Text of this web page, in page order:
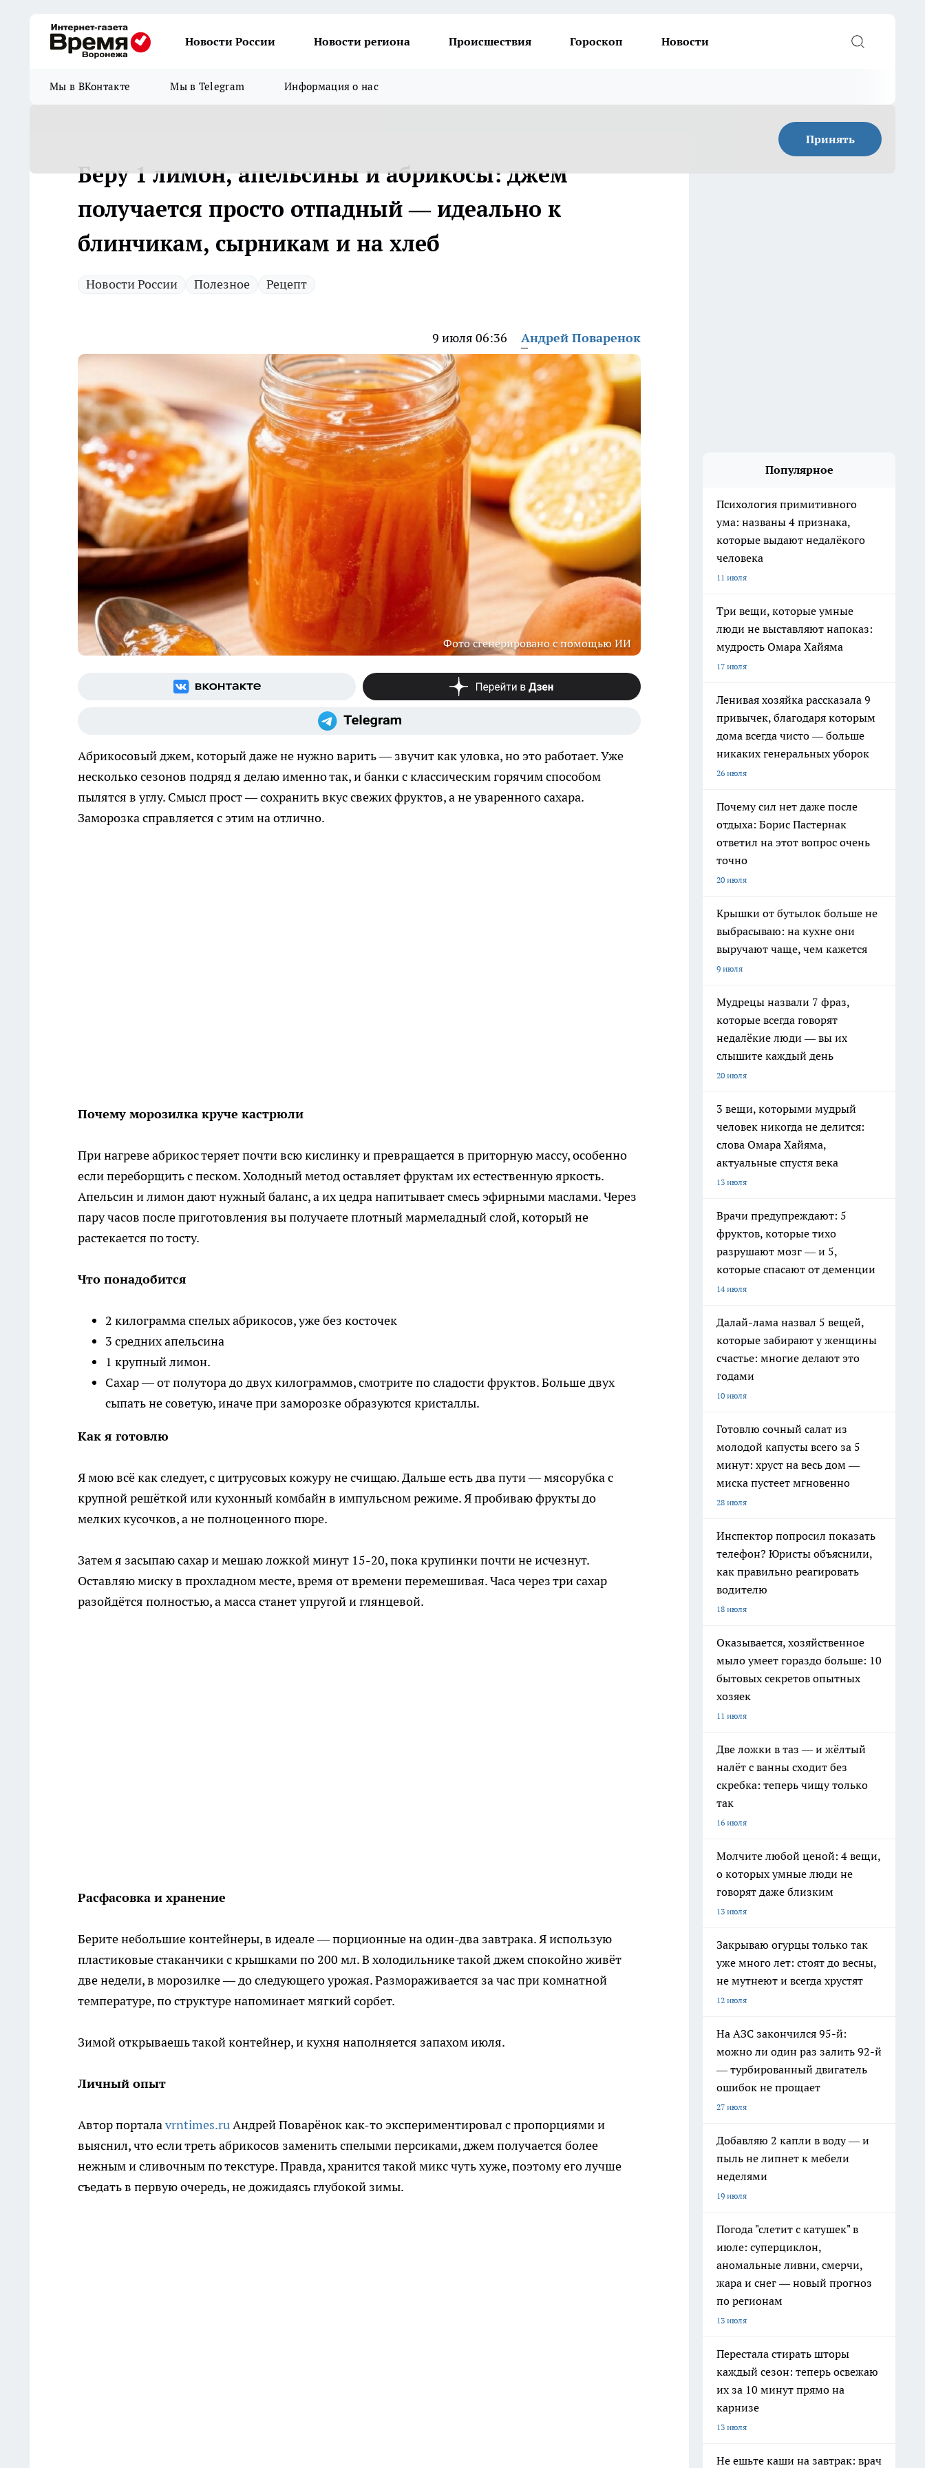
Новости России Новости региона Происшествия Гороскоп Новости
Мы в ВКонтакте Мы в Telegram Информация о нас
Принять
Беру 1 лимон, апельсины и абрикосы: джем
получается просто отпадный — идеально к
блинчикам, сырникам и на хлеб
Новости России Полезное Рецепт
9 июля 06:36 Андрей Поваренок
Фото сгенерировано с помощью ИИ
Абрикосовый джем, который даже не нужно варить — звучит как уловка, но это работает. Уже
несколько сезонов подряд я делаю именно так, и банки с классическим горячим способом
пылятся в углу. Смысл прост — сохранить вкус свежих фруктов, а не уваренного сахара.
Заморозка справляется с этим на отлично.
Почему морозилка круче кастрюли
При нагреве абрикос теряет почти всю кислинку и превращается в приторную массу, особенно
если переборщить с песком. Холодный метод оставляет фруктам их естественную яркость.
Апельсин и лимон дают нужный баланс, а их цедра напитывает смесь эфирными маслами. Через
пару часов после приготовления вы получаете плотный мармеладный слой, который не
растекается по тосту.
Что понадобится
2 килограмма спелых абрикосов, уже без косточек
3 средних апельсина
1 крупный лимон.
Сахар — от полутора до двух килограммов, смотрите по сладости фруктов. Больше двух
сыпать не советую, иначе при заморозке образуются кристаллы.
Как я готовлю
Я мою всё как следует, с цитрусовых кожуру не счищаю. Дальше есть два пути — мясорубка с
крупной решёткой или кухонный комбайн в импульсном режиме. Я пробиваю фрукты до
мелких кусочков, а не полноценного пюре.
Затем я засыпаю сахар и мешаю ложкой минут 15-20, пока крупинки почти не исчезнут.
Оставляю миску в прохладном месте, время от времени перемешивая. Часа через три сахар
разойдётся полностью, а масса станет упругой и глянцевой.
Расфасовка и хранение
Берите небольшие контейнеры, в идеале — порционные на один-два завтрака. Я использую
пластиковые стаканчики с крышками по 200 мл. В холодильнике такой джем спокойно живёт
две недели, в морозилке — до следующего урожая. Размораживается за час при комнатной
температуре, по структуре напоминает мягкий сорбет.
Зимой открываешь такой контейнер, и кухня наполняется запахом июля.
Личный опыт
Автор порталаvrntimes.ruАндрей Поварёнок как-то экспериментировал с пропорциями и
выяснил, что если треть абрикосов заменить спелыми персиками, джем получается более
нежным и сливочным по текстуре. Правда, хранится такой микс чуть хуже, поэтому его лучше
съедать в первую очередь, не дожидаясь глубокой зимы.
Популярное
Психология примитивного
ума: названы 4 признака,
которые выдают недалёкого
человека
11 июля
Три вещи, которые умные
люди не выставляют напоказ:
мудрость Омара Хайяма
17 июля
Ленивая хозяйка рассказала 9
привычек, благодаря которым
дома всегда чисто — больше
никаких генеральных уборок
26 июля
Почему сил нет даже после
отдыха: Борис Пастернак
ответил на этот вопрос очень
точно
20 июля
Крышки от бутылок больше не
выбрасываю: на кухне они
выручают чаще, чем кажется
9 июля
Мудрецы назвали 7 фраз,
которые всегда говорят
недалёкие люди — вы их
слышите каждый день
20 июля
3 вещи, которыми мудрый
человек никогда не делится:
слова Омара Хайяма,
актуальные спустя века
13 июля
Врачи предупреждают: 5
фруктов, которые тихо
разрушают мозг — и 5,
которые спасают от деменции
14 июля
Далай-лама назвал 5 вещей,
которые забирают у женщины
счастье: многие делают это
годами
10 июля
Готовлю сочный салат из
молодой капусты всего за 5
минут: хруст на весь дом —
миска пустеет мгновенно
28 июля
Инспектор попросил показать
телефон? Юристы объяснили,
как правильно реагировать
водителю
18 июля
Оказывается, хозяйственное
мыло умеет гораздо больше: 10
бытовых секретов опытных
хозяек
11 июля
Две ложки в таз — и жёлтый
налёт с ванны сходит без
скребка: теперь чищу только
так
16 июля
Молчите любой ценой: 4 вещи,
о которых умные люди не
говорят даже близким
13 июля
Закрываю огурцы только так
уже много лет: стоят до весны,
не мутнеют и всегда хрустят
12 июля
На АЗС закончился 95-й:
можно ли один раз залить 92-й
— турбированный двигатель
ошибок не прощает
27 июля
Добавляю 2 капли в воду — и
пыль не липнет к мебели
неделями
19 июля
Погода "слетит с катушек" в
июле: суперциклон,
аномальные ливни, смерчи,
жара и снег — новый прогноз
по регионам
13 июля
Перестала стирать шторы
каждый сезон: теперь освежаю
их за 10 минут прямо на
карнизе
13 июля
Не ешьте каши на завтрак: врач